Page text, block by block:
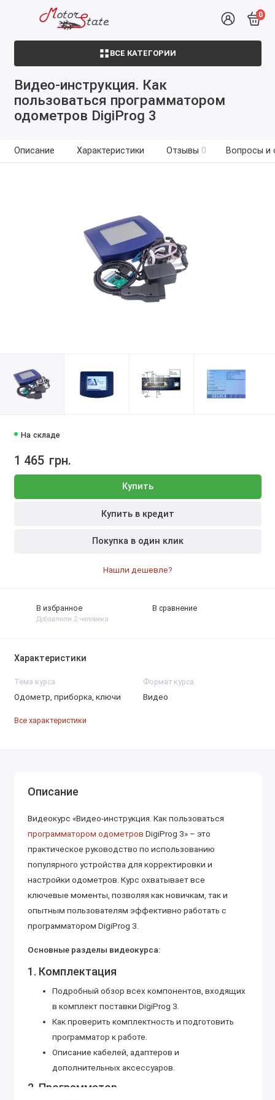
0
ВСЕ КАТЕГОРИИ
Видео-инструкция. Как
пользоваться программатором
одометров DigiProg 3
Описание Характеристики Отзывы 0 Вопросы и
На складе
1 465 грн.
Купить
Купить в кредит
Покупка в один клик
Нашли дешевле?
В избранное
Добавлили 2 человека
В сравнение
Характеристики
Тема курса
Одометр, приборка, ключи
Формат курса
Видео
Все характеристики
Описание
Видеокурс «Видео-инструкция. Как пользоваться
программатором одометров DigiProg 3» – это
практическое руководство по использованию
популярного устройства для корректировки и
настройки одометров. Курс охватывает все
ключевые моменты, позволяя как новичкам, так и
опытным пользователям эффективно работать с
программатором DigiProg 3.
Основные разделы видеокурса:
1. Комплектация
Подробный обзор всех компонентов, входящих
в комплект поставки DigiProg 3.
Как проверить комплектность и подготовить
программатор к работе.
Описание кабелей, адаптеров и
дополнительных аксессуаров.
2. Программатор